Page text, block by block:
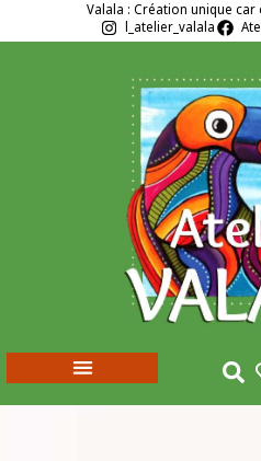
Valala : Création unique
l_atelier_valala